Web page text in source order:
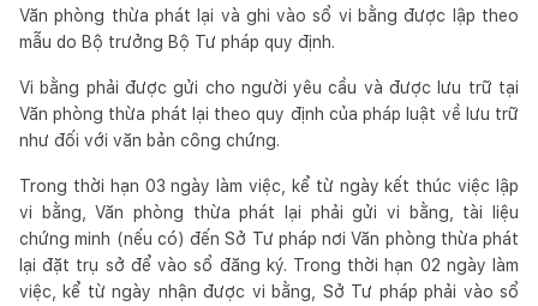
Văn phòng thừa phát lại và ghi vào sổ vi bằng được lập theo
mẫu do Bộ trưởng Bộ Tư pháp quy định.
Vi bằng phải được gửi cho người yêu cầu và được lưu trữ tại
Văn phòng thừa phát lại theo quy định của pháp luật về lưu trữ
như đối với văn bản công chứng.
Trong thời hạn 03 ngày làm việc, kể từ ngày kết thúc việc lập
vi bằng, Văn phòng thừa phát lại phải gửi vi bằng, tài liệu
chứng minh (nếu có) đến Sở Tư pháp nơi Văn phòng thừa phát
lại đặt trụ sở để vào sổ đăng ký. Trong thời hạn 02 ngày làm
việc, kể từ ngày nhận được vi bằng, Sở Tư pháp phải vào sổ